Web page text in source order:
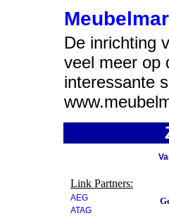
De inrichting
veel meer op
interessante
Link Partners:
AEG
ATAG